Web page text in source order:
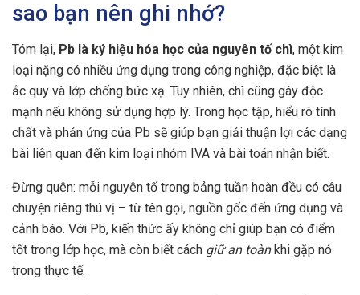
sao bạn nên ghi nhớ?
Tóm lại, Pb là ký hiệu hóa học của nguyên tố chì, một kim
loại nặng có nhiều ứng dụng trong công nghiệp, đặc biệt là
ắc quy và lớp chống bức xạ. Tuy nhiên, chì cũng gây độc
mạnh nếu không sử dụng hợp lý. Trong học tập, hiểu rõ tính
chất và phản ứng của Pb sẽ giúp bạn giải thuận lợi các dạng
bài liên quan đến kim loại nhóm IVA và bài toán nhận biết.
Đừng quên: mỗi nguyên tố trong bảng tuần hoàn đều có câu
chuyện riêng thú vị – từ tên gọi, nguồn gốc đến ứng dụng và
cảnh báo. Với Pb, kiến thức ấy không chỉ giúp bạn có điểm
tốt trong lớp học, mà còn biết cách giữ an toànkhi gặp nó
trong thực tế.